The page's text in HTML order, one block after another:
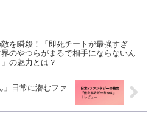
を瞬殺！「即死チートが最強すぎ
のやつらがまるで相手にならないん
の魅力とは？
」日常に潜むファ